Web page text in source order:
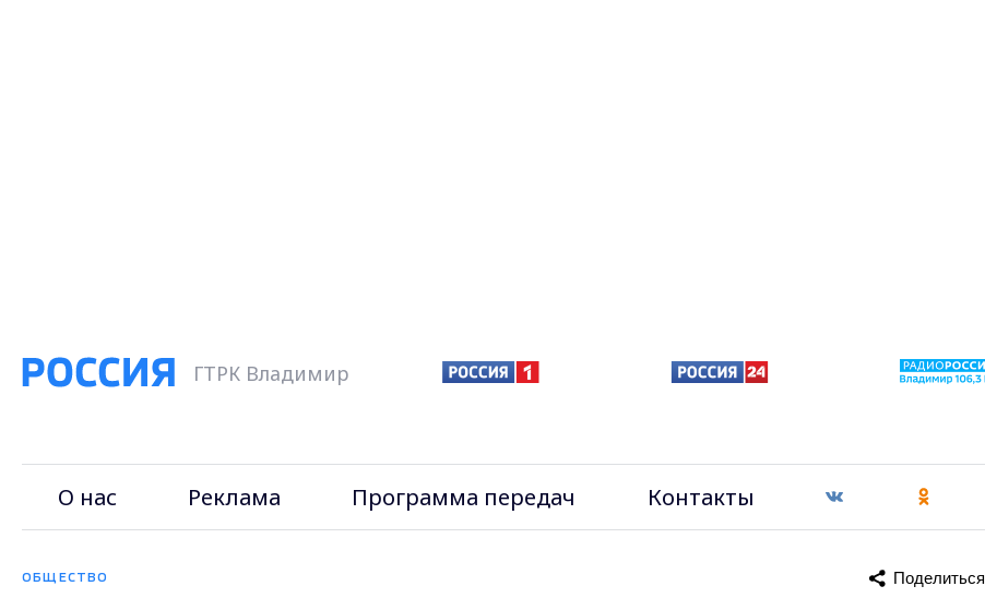
ГТРК Владимир
О нас Реклама Программа передач Контакты
ОБЩЕСТВО Поделиться